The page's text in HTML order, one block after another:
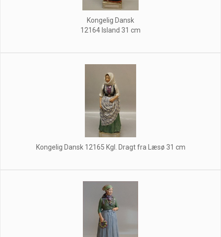
Kongelig Dansk
12164 Island 31 cm
Kongelig Dansk 12165 Kgl. Dragt fra Læsø 31 cm